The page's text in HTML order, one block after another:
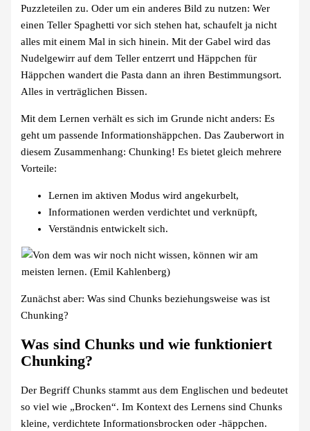
Puzzleteilen zu. Oder um ein anderes Bild zu nutzen: Wer
einen Teller Spaghetti vor sich stehen hat, schaufelt ja nicht
alles mit einem Mal in sich hinein. Mit der Gabel wird das
Nudelgewirr auf dem Teller entzerrt und Häppchen für
Häppchen wandert die Pasta dann an ihren Bestimmungsort.
Alles in verträglichen Bissen.
Mit dem Lernen verhält es sich im Grunde nicht anders: Es
geht um passende Informationshäppchen. Das Zauberwort in
diesem Zusammenhang: Chunking! Es bietet gleich mehrere
Vorteile:
Lernen im aktiven Modus wird angekurbelt,
Informationen werden verdichtet und verknüpft,
Verständnis entwickelt sich.
Zunächst aber: Was sind Chunks beziehungsweise was ist
Chunking?
Was sind Chunks und wie funktioniert
Chunking?
Der Begriff Chunks stammt aus dem Englischen und bedeutet
so viel wie „Brocken“. Im Kontext des Lernens sind Chunks
kleine, verdichtete Informationsbrocken oder -häppchen.